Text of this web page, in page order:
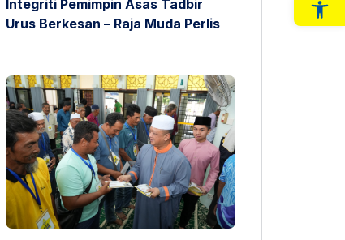
Integriti Pemimpin Asas Tadbir
Urus Berkesan – Raja Muda Perlis